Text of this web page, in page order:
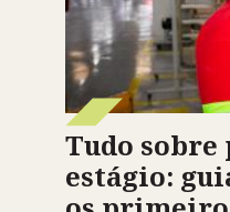
Tudo sobre
estágio: